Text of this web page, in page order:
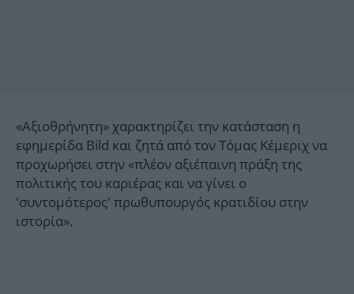
«Αξιοθρήνητη» χαρακτηρίζει την κατάσταση η
εφημερίδα Bild και ζητά από τον Τόμας Κέμεριχ να
προχωρήσει στην «πλέον αξιέπαινη πράξη της
πολιτικής του καριέρας και να γίνει ο
‘συντομότερος’ πρωθυπουργός κρατιδίου στην
ιστορία».